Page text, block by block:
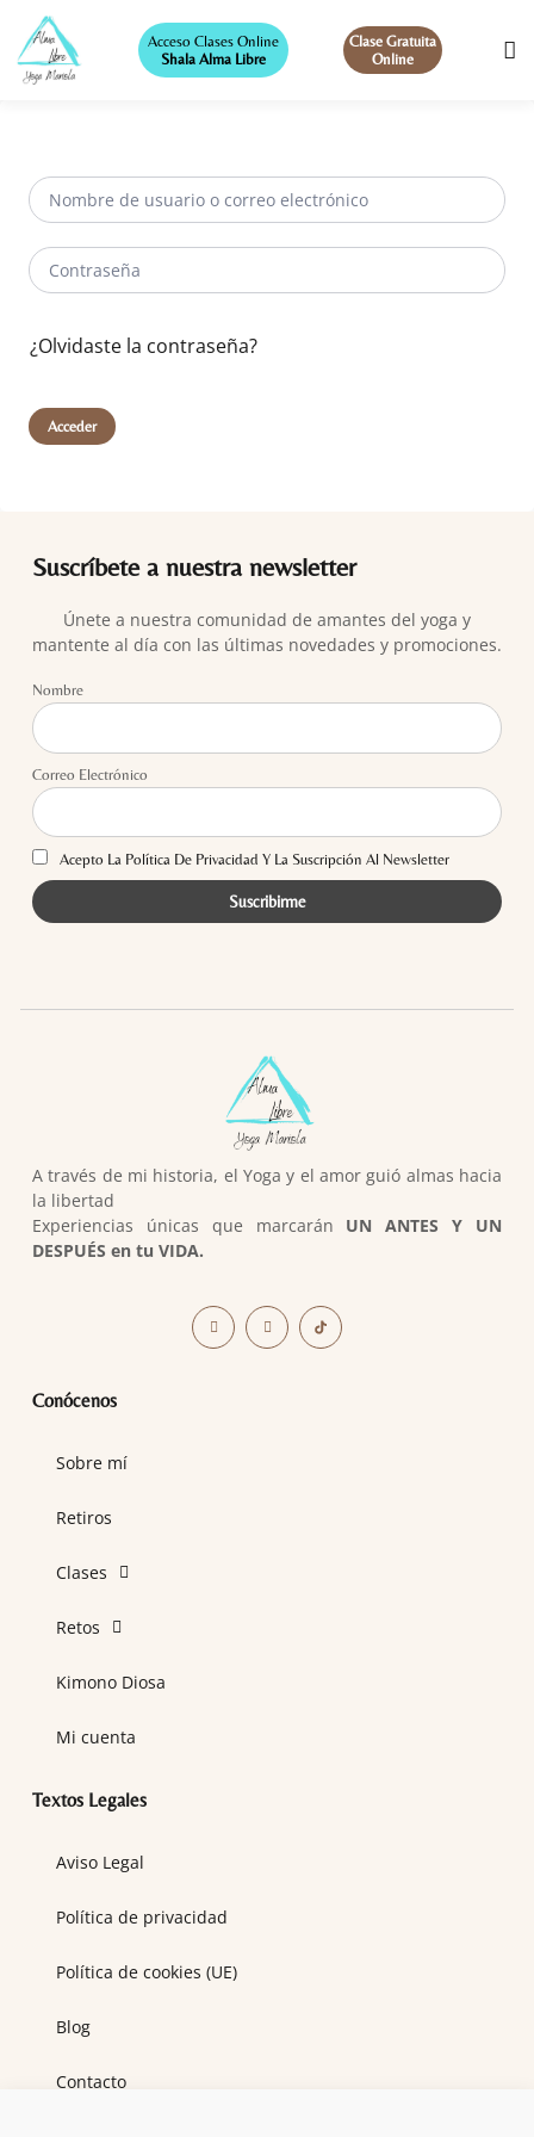
Acceso Clases Online
Shala Alma Libre
Clase Gratuita
Online
¿Olvidaste la contraseña?
Acceder
Suscríbete a nuestra newsletter
Únete a nuestra comunidad de amantes del yoga y
mantente al día con las últimas novedades y promociones.
Nombre
Correo Electrónico
Acepto La Política De Privacidad Y La Suscripción Al Newsletter
A través de mi historia, el Yoga y el amor guió almas hacia
la libertad
Experiencias únicas que marcarán UN ANTES Y UN
DESPUÉS en tu VIDA.
Conócenos
Sobre mí
Retiros
Clases
Retos
Kimono Diosa
Mi cuenta
Textos Legales
Aviso Legal
Política de privacidad
Política de cookies (UE)
Blog
Contacto